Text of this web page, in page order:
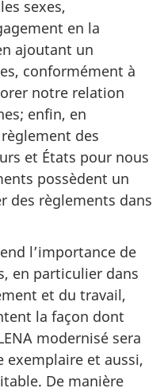
sexes,
en la
ajoutant un
conformément à
notre relation
enfin, en
des
et États pour nous
possèdent un
des règlements dans
l’importance de
en particulier dans
et du travail,
la façon dont
modernisé sera
exemplaire et aussi,
De manière